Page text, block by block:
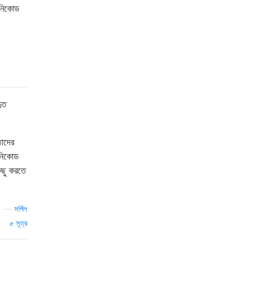
করতে
সর্পিল
সূত্র